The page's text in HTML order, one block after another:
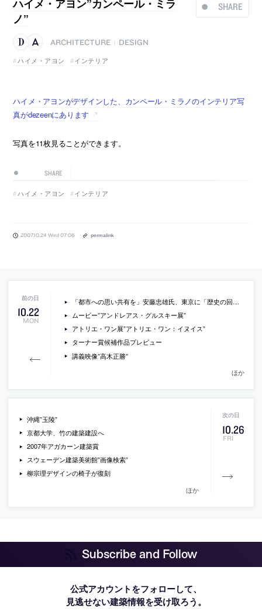
SHARE
ハイメ・アヨン”カンペール・ミラ
ノ”
ARCHITECTURE
DESIGN
ハイメ・アヨン
インテリア
ハイメ・アヨンがデザインした、カンペール・ミラノのインテリア写
真がdezeenにあります
写真を11枚見ることができます。
SHARE
ハイメ・アヨン インテリア
2007.10.24 Wed 07:06 permalink
10.22
MON
「都市への思い共有を」安藤忠雄氏、東京に「歴史の回廊」提唱
ムービー”アンドレアス・グルスキー展”
アトリエ・ワン展”アトリエ・ワン：イヌイス”
ターナー賞候補作品プレビュー
講義映像”高木正勝”
ほか
10.26
FRI
沖縄”玉陵”
京都大学、竹の建築建設へ
2007年アガカーン建築賞
スウェーデン建築美術館”画像検索”
柳宗理デザインの椅子が復刻
ほか
Subscribe and Follow
公式アカウントをフォローして、
見逃せない建築情報を受け取ろう。